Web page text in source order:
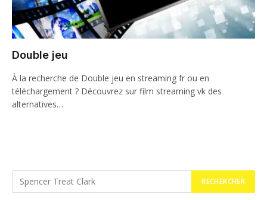
Double jeu
À la recherche de Double jeu en streaming fr ou en
téléchargement ? Découvrez sur film streaming vk des
alternatives…